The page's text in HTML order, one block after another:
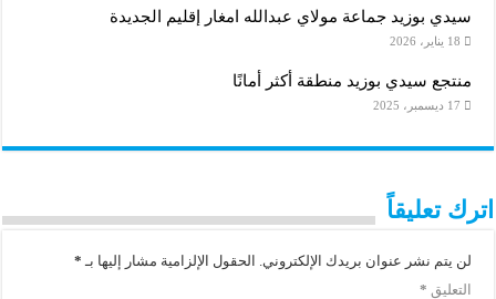
سيدي بوزيد جماعة مولاي عبدالله امغار إقليم الجديدة
18 يناير، 2026
منتجع سيدي بوزيد منطقة أكثر أمانًا
17 ديسمبر، 2025
اترك تعليقاً
لن يتم نشر عنوان بريدك الإلكتروني. الحقول الإلزامية مشار إليها بـ *
التعليق *